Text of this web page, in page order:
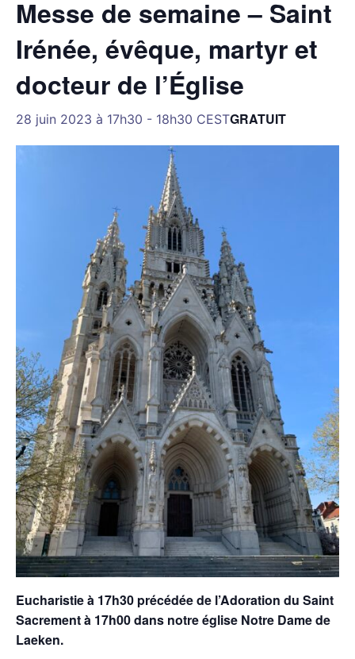
Messe de semaine – Saint
Irénée, évêque, martyr et
docteur de l’Église
28 juin 2023 à 17h30 - 18h30 CESTGRATUIT
Eucharistie à 17h30 précédée de l’Adoration du Saint
Sacrement à 17h00 dans notre église Notre Dame de
Laeken.